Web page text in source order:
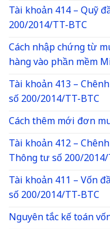
Tài khoản 414 – Quỹ
200/2014/TT-BTC
Cách nhập chứng từ
hàng vào phần mềm
Tài khoản 413 –
số 200/2014/TT-BTC
Cách thêm mới đơn
Tài khoản 412 –
Thông tư số 200/
Tài khoản 411 – Vốn
số 200/2014/TT-BTC
Nguyên tắc kế toán